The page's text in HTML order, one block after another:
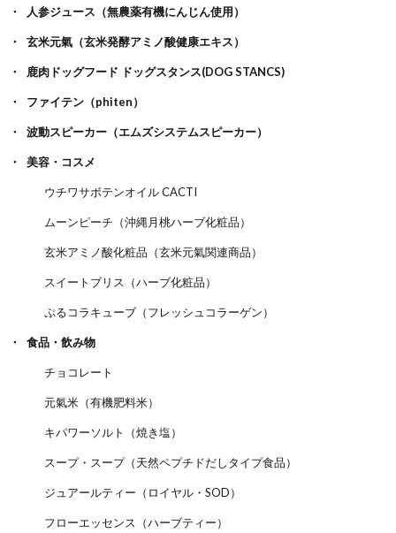
人参ジュース（無農薬有機にんじん使用）
玄米元氣（玄米発酵アミノ酸健康エキス）
鹿肉ドッグフード ドッグスタンス(DOG STANCS)
ファイテン（phiten）
波動スピーカー（エムズシステムスピーカー）
美容・コスメ
ウチワサボテンオイル CACTI
ムーンピーチ（沖縄月桃ハーブ化粧品）
玄米アミノ酸化粧品（玄米元氣関連商品）
スイートブリス（ハーブ化粧品）
ぷるコラキューブ（フレッシュコラーゲン）
食品・飲み物
チョコレート
元氣米（有機肥料米）
キパワーソルト（焼き塩）
スープ・スープ（天然ペプチドだしタイプ食品）
ジュアールティー（ロイヤル・SOD）
フローエッセンス（ハーブティー）